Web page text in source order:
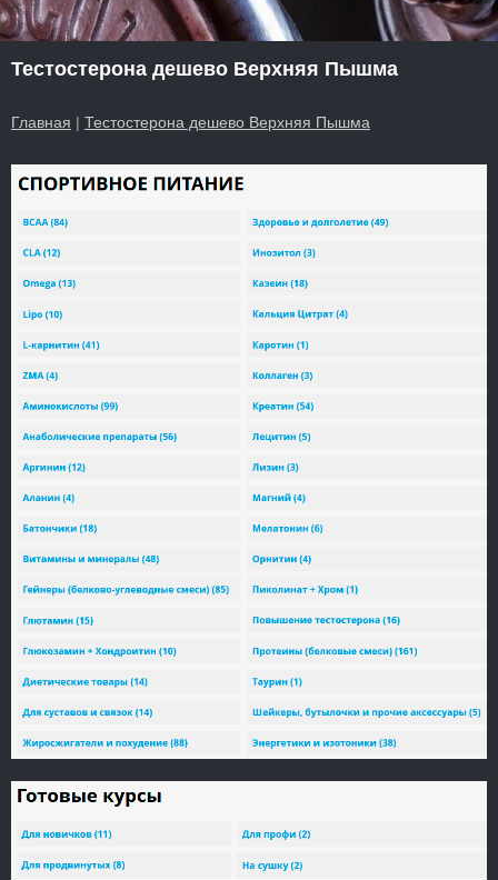
Тестостерона дешево Верхняя Пышма
Главная | Тестостерона дешево Верхняя Пышма